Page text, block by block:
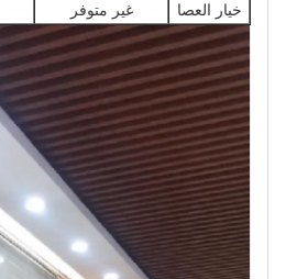
خيار العصا
غير متوفر